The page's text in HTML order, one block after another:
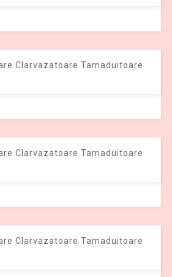
Clarvazatoare Tamaduitoare
Clarvazatoare Tamaduitoare
Clarvazatoare Tamaduitoare